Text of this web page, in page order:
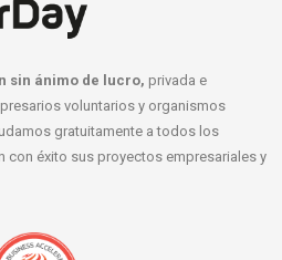
sin ánimo de lucro, privada e
voluntarios y organismos
gratuitamente a todos los
con éxito sus proyectos empresariales y